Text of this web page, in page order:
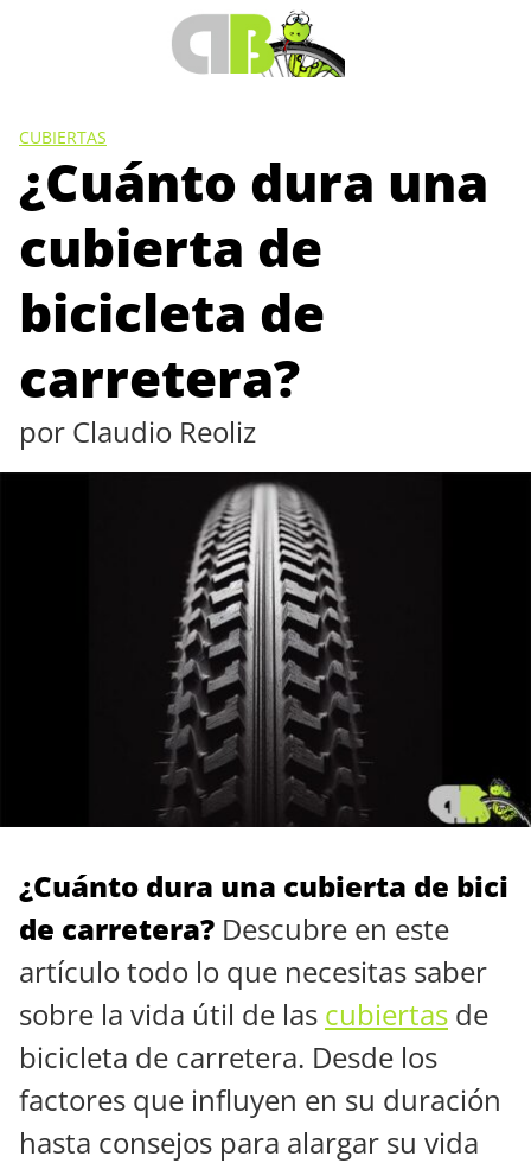
CUBIERTAS
¿Cuánto dura una
cubierta de
bicicleta de
carretera?
por Claudio Reoliz
¿Cuánto dura una cubierta de bici
de carretera? Descubre en este
artículo todo lo que necesitas saber
sobre la vida útil de las cubiertas de
bicicleta de carretera. Desde los
factores que influyen en su duración
hasta consejos para alargar su vida